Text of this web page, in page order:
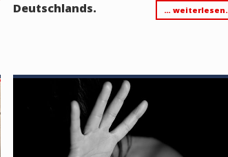
Deutschlands.
… weiterlesen.